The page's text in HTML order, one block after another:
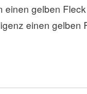
einen gelben
einen gelben